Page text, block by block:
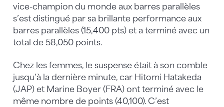
vice-champion du monde aux barres parallèles
s’est distingué par sa brillante performance aux
barres parallèles (15,400 pts) et a terminé avec un
total de 58,050 points.
Chez les femmes, le suspense était à son comble
jusqu’à la dernière minute, car Hitomi Hatakeda
(JAP) et Marine Boyer (FRA) ont terminé avec le
même nombre de points (40,100). C’est